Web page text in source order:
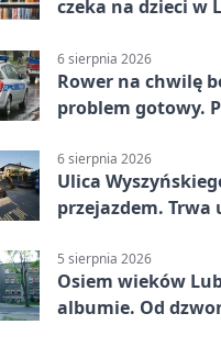
czeka na dzieci w
6 sierpnia 2026
Rower na chwilę
problem gotowy.
6 sierpnia 2026
Ulica
przejazdem.
5 sierpnia 2026
Osiem wieków
albumie. Od